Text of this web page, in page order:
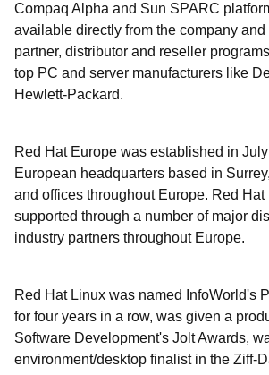
Compaq Alpha and Sun SPARC
available directly from the company
partner, distributor and reseller
top PC and server manufacturers like
Hewlett-Packard.
Red Hat Europe was established in
European headquarters based in
and offices throughout Europe. Red Hat
supported through a number of major
industry partners throughout Europe.
Red Hat Linux was named InfoWorld's
for four years in a row, was given a
Software Development's Jolt Awards,
environment/desktop finalist in the Ziff-